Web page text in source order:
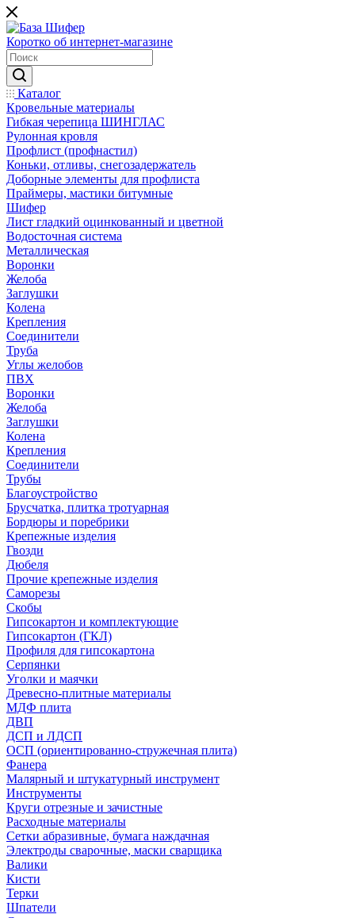
Коротко об интернет-магазине
Каталог
Кровельные материалы
Гибкая черепица ШИНГЛАС
Рулонная кровля
Профлист (профнастил)
Коньки, отливы, снегозадержатель
Доборные элементы для профлиста
Праймеры, мастики битумные
Шифер
Лист гладкий оцинкованный и цветной
Водосточная система
Металлическая
Воронки
Желоба
Заглушки
Колена
Крепления
Соединители
Труба
Углы желобов
ПВХ
Воронки
Желоба
Заглушки
Колена
Крепления
Соединители
Трубы
Благоустройство
Брусчатка, плитка тротуарная
Бордюры и поребрики
Крепежные изделия
Гвозди
Дюбеля
Прочие крепежные изделия
Саморезы
Скобы
Гипсокартон и комплектующие
Гипсокартон (ГКЛ)
Профиля для гипсокартона
Серпянки
Уголки и маячки
Древесно-плитные материалы
МДФ плита
ДВП
ДСП и ЛДСП
ОСП (ориентированно-стружечная плита)
Фанера
Малярный и штукатурный инструмент
Инструменты
Круги отрезные и зачистные
Расходные материалы
Сетки абразивные, бумага наждачная
Электроды сварочные, маски сварщика
Валики
Кисти
Терки
Шпатели